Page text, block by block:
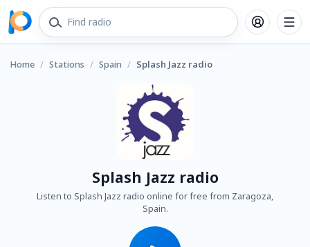
Home / Stations / Spain / Splash Jazz radio
Splash Jazz radio
Listen to Splash Jazz radio online for free from Zaragoza,
Spain.